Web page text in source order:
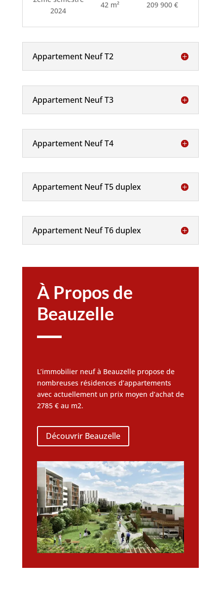
2024
42 m² 209 900 €
Appartement Neuf T2
Appartement Neuf T3
Appartement Neuf T4
Appartement Neuf T5 duplex
Appartement Neuf T6 duplex
À Propos de
Beauzelle
L’immobilier neuf à Beauzelle propose de
nombreuses résidences d’appartements
avec actuellement un prix moyen d’achat de
2785 € au m2.
Découvrir Beauzelle